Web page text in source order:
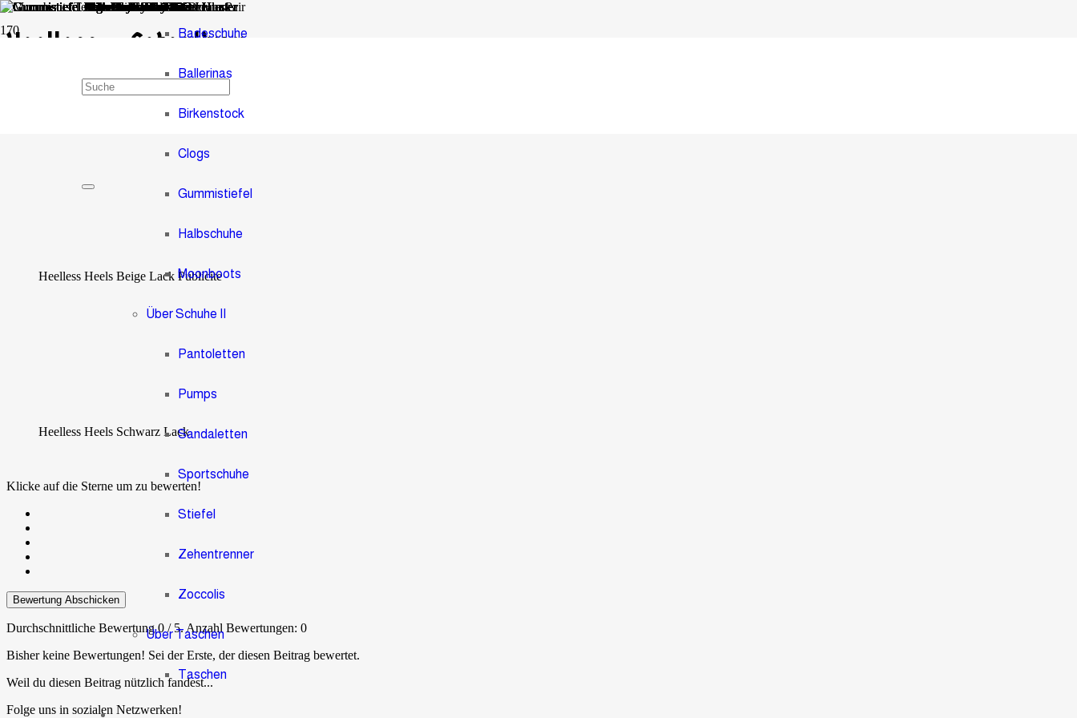
Badeschuhe
Ballerinas
Birkenstock
Clogs
Gummistiefel
Halbschuhe
Moonboots
Über Schuhe II
Pantoletten
Pumps
Sandaletten
Sportschuhe
Stiefel
Zehentrenner
Zoccolis
Über Taschen
Taschen
Heelless – Fotoalbum
Heelless Heels Beige Lack Publicite
Heelless Heels Schwarz Lack
Klicke auf die Sterne um zu bewerten!
Bewertung Abschicken
Durchschnittliche Bewertung0 / 5. Anzahl Bewertungen: 0
Bisher keine Bewertungen! Sei der Erste, der diesen Beitrag bewertet.
Weil du diesen Beitrag nützlich fandest...
Folge uns in sozialen Netzwerken!